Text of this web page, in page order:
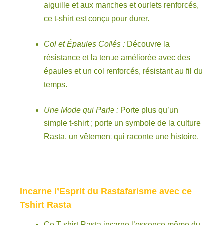
aiguille et aux manches et ourlets renforcés,
ce t-shirt est conçu pour durer.
Col et Épaules Collés : Découvre la
résistance et la tenue améliorée avec des
épaules et un col renforcés, résistant au fil du
temps.
Une Mode qui Parle : Porte plus qu’un
simple t-shirt ; porte un symbole de la culture
Rasta, un vêtement qui raconte une histoire.
Incarne l’Esprit du Rastafarisme avec ce
Tshirt Rasta